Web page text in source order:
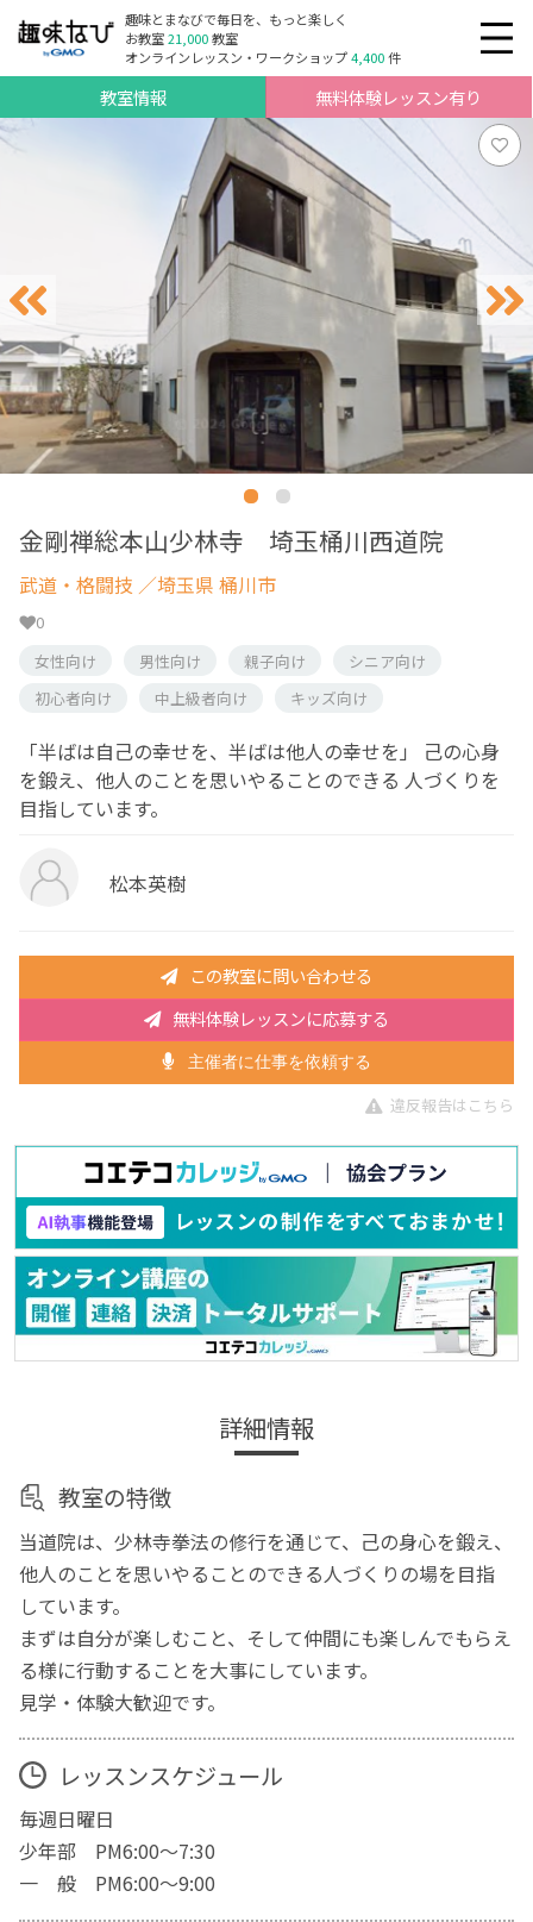
趣味とまなびで毎日を、もっと楽しく
お教室21,000教室
オンラインレッスン・ワークショップ4,400件
教室情報 無料体験レッスン有り
金剛禅総本山少林寺 埼玉桶川西道院
武道・格闘技 ／埼玉県 桶川市
0
女性向け
男性向け 親子向け
シニア向け
初心者向け
中上級者向け キッズ向け
「半ばは自己の幸せを、半ばは他人の幸せを」 己の心身
を鍛え、他人のことを思いやることのできる 人づくりを
目指しています。
松本英樹
この教室に問い合わせる
無料体験レッスンに応募する
主催者に仕事を依頼する
違反報告はこちら
詳細情報
教室の特徴
当道院は、少林寺拳法の修行を通じて、己の身心を鍛え、
他人のことを思いやることのできる人づくりの場を目指
しています。
まずは自分が楽しむこと、そして仲間にも楽しんでもらえ
る様に行動することを大事にしています。
見学・体験大歓迎です。
レッスンスケジュール
毎週日曜日
少年部 PM6:00～7:30
一 般 PM6:00～9:00